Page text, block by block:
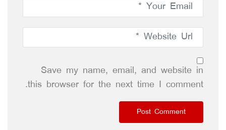
Save my name, email, and website in
this browser for the next time I comment.